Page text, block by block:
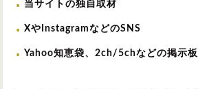
当サイトの独自取材
XやInstagramなどのSNS
Yahoo知恵袋、2ch/5chなどの掲示板